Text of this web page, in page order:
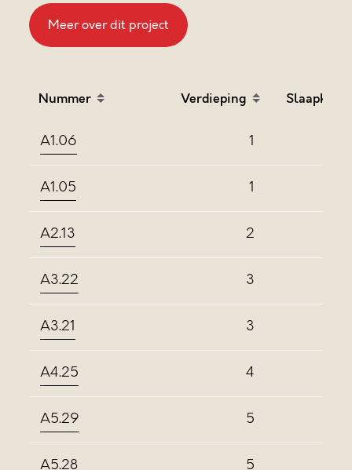
Meer over dit project
Nummer
Sort table by Nummer in descending order
Verdieping
Sort table by
A1.06 1
A1.05 1
A2.13 2
A3.22 3
A3.21 3
A4.25 4
A5.29 5
A5.28 5